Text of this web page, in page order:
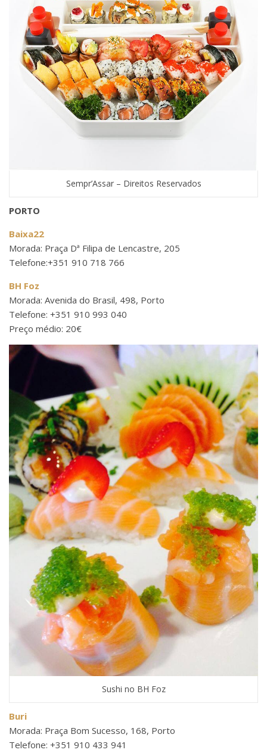
Sempr’Assar – Direitos Reservados
PORTO
Baixa22
Morada: Praça Dª Filipa de Lencastre, 205
Telefone:+351 910 718 766
BH Foz
Morada: Avenida do Brasil, 498, Porto
Telefone: +351 910 993 040
Preço médio: 20€
Sushi no BH Foz
Buri
Morada: Praça Bom Sucesso, 168, Porto
Telefone: +351 910 433 941